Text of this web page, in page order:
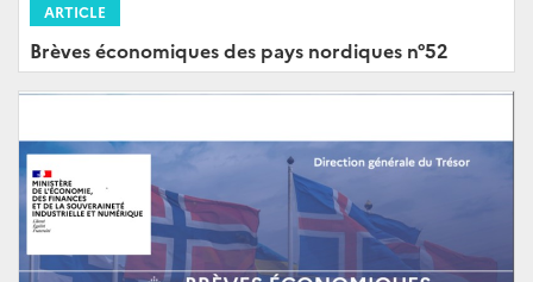
ARTICLE
Brèves économiques des pays nordiques n°52